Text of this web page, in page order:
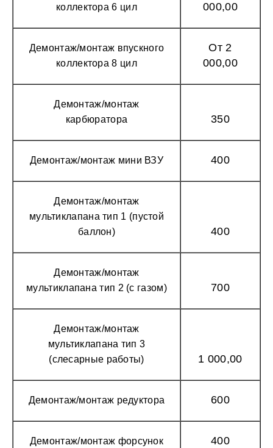
коллектора 6 цил
000,00
Демонтаж/монтаж впускного
коллектора 8 цил
От 2
000,00
Демонтаж/монтаж
карбюратора
350
Демонтаж/монтаж мини ВЗУ 400
Демонтаж/монтаж
мультиклапана тип 1 (пустой
баллон)
400
Демонтаж/монтаж
мультиклапана тип 2 (с газом)
700
Демонтаж/монтаж
мультиклапана тип 3
(слесарные работы)
1 000,00
Демонтаж/монтаж редуктора 600
Демонтаж/монтаж форсунок 400